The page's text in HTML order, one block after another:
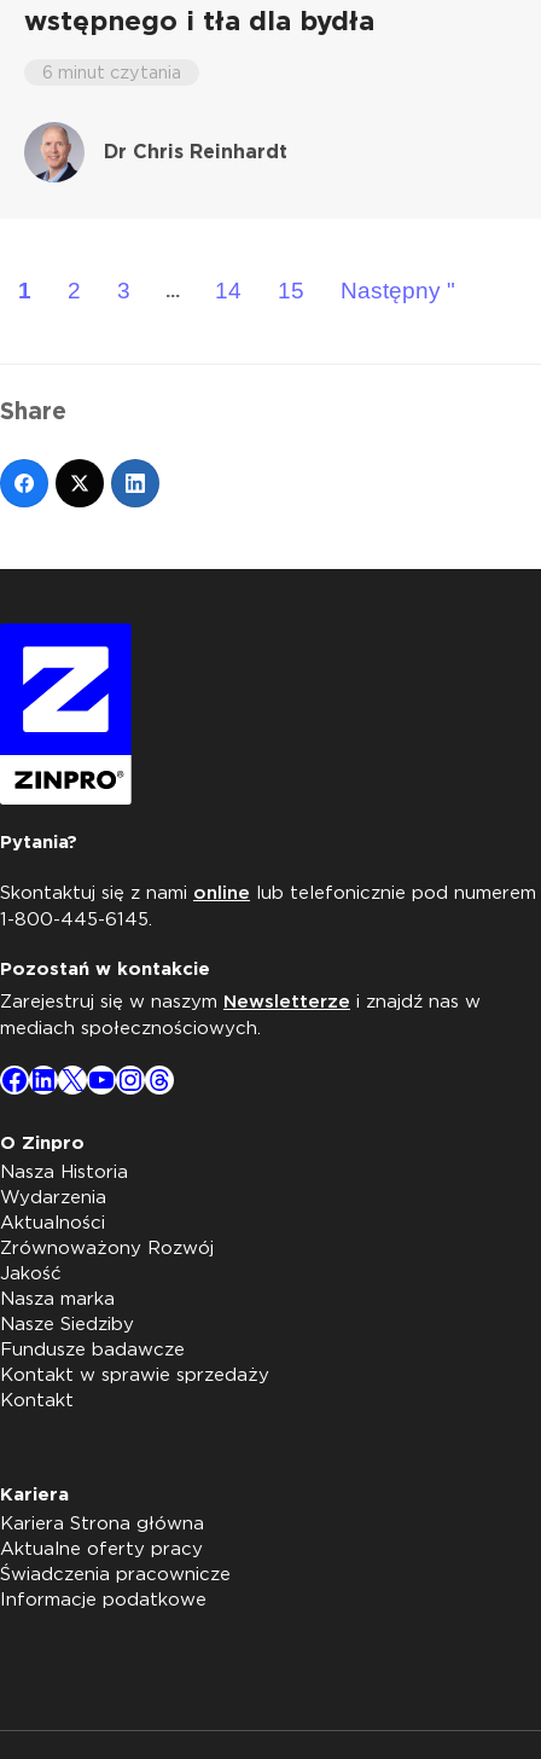
wstępnego i tła dla bydła
6 minut czytania
Dr Chris Reinhardt
1 2 3 ... 14 15 Następny "
Share
Pytania?
Skontaktuj się z nami online lub telefonicznie pod numerem
1-800-445-6145.
Pozostań w kontakcie
Zarejestruj się w naszym Newsletterze i znajdź nas w
mediach społecznościowych.
Facebook
LinkedIn
X YouTube
Instagram
Threads
O Zinpro
Nasza Historia
Wydarzenia
Aktualności
Zrównoważony Rozwój
Jakość
Nasza marka
Nasze Siedziby
Fundusze badawcze
Kontakt w sprawie sprzedaży
Kontakt
Kariera
Kariera Strona główna
Aktualne oferty pracy
Świadczenia pracownicze
Informacje podatkowe